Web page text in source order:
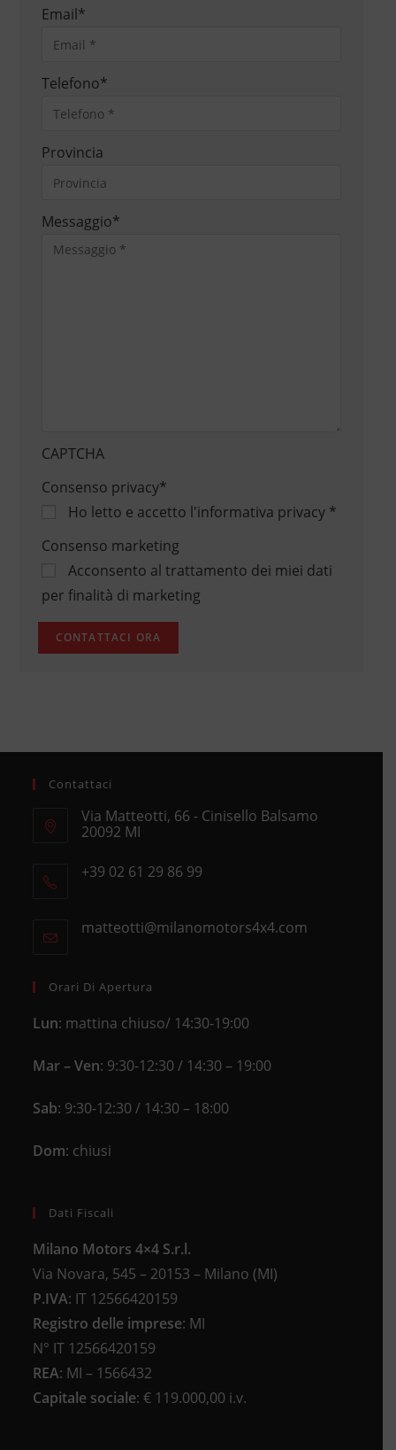
Email*
Telefono*
Provincia
Messaggio*
CAPTCHA
Consenso privacy*
Ho letto e accetto l'informativa privacy*
Consenso marketing
Acconsento al trattamento dei miei dati
per finalità di marketing
Contattaci
Via Matteotti, 66 - Cinisello Balsamo
20092 MI
in
+39 02 61 29 86 99
your
matteotti@milanomotors4x4.comOpens
Orari Di Apertura
Lun: mattina chiuso/ 14:30-19:00
Mar – Ven: 9:30-12:30 / 14:30 – 19:00
Sab: 9:30-12:30 / 14:30 – 18:00
Dom: chiusi
Dati Fiscali
Milano Motors 4×4 S.r.l.
Via Novara, 545 – 20153 – Milano (MI)
P.IVA: IT 12566420159
Registro delle imprese: MI
N° IT 12566420159
REA: MI – 1566432
Capitale sociale: € 119.000,00 i.v.